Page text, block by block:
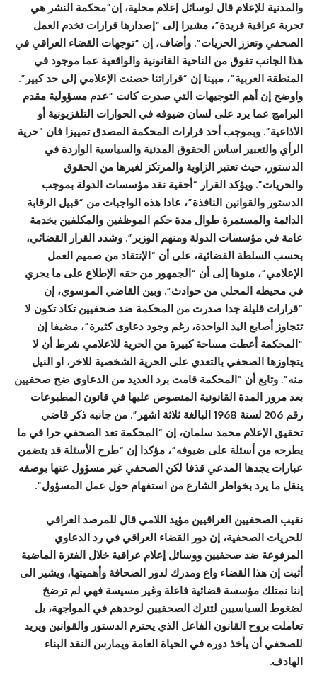
والمدنية للإعلام قال لوسائل إعلام محلية، إن”محكمة النشر هي
تجربة عراقية فريدة”، مشيرا إلى “إصدارها قرارات تخدم العمل
الصحفي وتعزز الحريات”. وأضاف، إن “توجهات القضاء العراقي في
هذا الجانب تفوق من الناحية القانونية والواقعية عما موجود في
المنطقة العربية”، مبينا إن “قراراتنا حصنت الإعلامي إلى حد كبير”.
واوضح إن أهم التوجيهات التي صدرت كانت “عدم مسؤولية مقدم
البرامج عما يرد على لسان ضيوفه في الحوارات التلفزيونية أو
الاذاعية”. وبموجب أحد قرارات المحكمة المصدق تمييزا فان “حرية
الرأي والتعبير اساس الحقوق المدنية والسياسية الواردة في
الدستور، حيث تعتبر الزاوية والمرتكز لغيرها من الحقوق
والحريات”. ويؤكد القرار “أحقية نقد مؤسسات الدولة بموجب
الدستور والقوانين النافذة”، عادا هذه الواجبات من “قبيل الرقابة
الدائمة والمستمرة طوال مدة حكم الموظفين والمكلفين بخدمة
عامة في مؤسسات الدولة ومنهم الوزير”. وشدد القرار القضائي،
بحسب السلطة القضائية، على أن “الإنتقاد من صميم العمل
الإعلامي”، منوها إلى أن “الجمهور من حقه الإطلاع على ما يجري
في محيطه المحلي من حوادث”. وبين القاضي الموسوي، إن
“قرارات قليلة جدا صدرت من المحكمة ضد صحفيين تكاد تكون لا
تتجاوز أصابع اليد الواحدة، رغم وجود دعاوى كثيرة”، مضيفا إن
“المحكمة أعطت مساحة كبيرة من الحرية للاعلامي شرط أن لا
يتجاوزها الصحفي بالتعدي على الحرية الشخصية للاخر، او النيل
منه”. وتابع أن “المحكمة قامت برد العديد من الدعاوى ضح صحفيين
بعد مرور المدة القانونية المنصوص عليها في قانون المطبوعات
رقم 206 لسنة 1968 البالغة ثلاثة اشهر”. من جانبه ذكر قاضي
تحقيق الإعلام محمد سلمان، إن “المحكمة تعد الصحفي حرا في ما
يطرحه من أسئلة على ضيوفه”، مؤكدا إن “طرح الأسئلة قد يتضمن
عبارات يجدها المدعي قذفا لكن الصحفي غير مسؤول عنها بوصفه
ينقل ما يرد بخواطر الشارع من استفهام حول عمل المسؤول”.
نقيب الصحفيين العراقيين مؤيد اللامي قال للمرصد العراقي
للحريات الصحفية، إن دور القضاء العراقي في رد الدعاوي
المرفوعة ضد صحفيين ووسائل إعلام عراقية خلال الفترة الماضية
أثبت إن هذا القضاء واع ومدرك لدور الصحافة وأهميتها، ويشير الى
إننا نمتلك مؤسسة قضائية فاعلة وغير مسيسة فهي لم ترضخ
لضغوط السياسيين لتترك الصحفيين لوحدهم في المواجهة، بل
تعاملت بروح القانون الفاعل الذي يحترم الدستور والقوانين ويريد
للصحفي أن يأخذ دوره في الحياة العامة ويمارس النقد البناء
الهادف.